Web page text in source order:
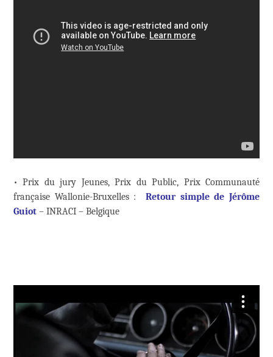
• Prix du jury Jeunes, Prix du Public, Prix Communauté
française Wallonie-Bruxelles : Retour simple de Jérôme
Guiot – INRACI – Belgique